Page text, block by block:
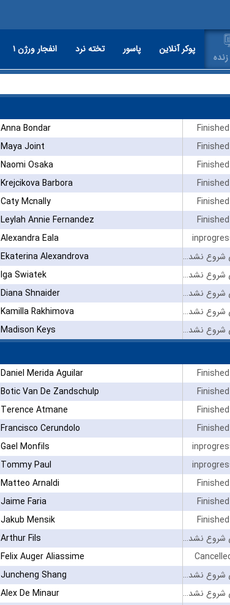
پوکر آنلاین پاسور تخته نرد انفجار ورژن ۱
Anna Bondar Finished
Maya Joint Finished
Naomi Osaka Finished
Krejcikova Barbora Finished
Caty Mcnally Finished
Leylah Annie Fernandez Finished
Alexandra Eala
Ekaterina Alexandrova بازی شروع نشده است
Iga Swiatek بازی شروع نشده است
Diana Shnaider بازی شروع نشده است
Kamilla Rakhimova بازی شروع نشده است
Madison Keys بازی شروع نشده است
Daniel Merida Aguilar Finished
Botic Van De Zandschulp Finished
Terence Atmane Finished
Francisco Cerundolo Finished
Gael Monfils
Tommy Paul
Matteo Arnaldi Finished
Jaime Faria Finished
Jakub Mensik Finished
Arthur Fils بازی شروع نشده است
Felix Auger Aliassime
Juncheng Shang بازی شروع نشده است
Alex De Minaur بازی شروع نشده است